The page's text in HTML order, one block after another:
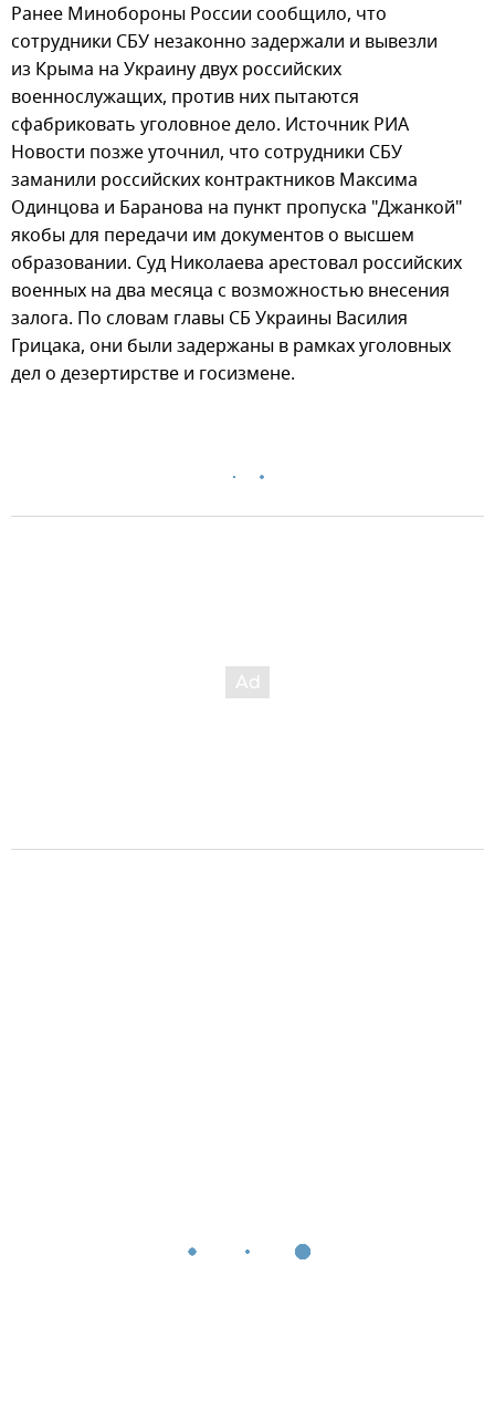
Ранее Минобороны России сообщило, что
сотрудники СБУ незаконно задержали и вывезли
из Крыма на Украину двух российских
военнослужащих, против них пытаются
сфабриковать уголовное дело. Источник РИА
Новости позже уточнил, что сотрудники СБУ
заманили российских контрактников Максима
Одинцова и Баранова на пункт пропуска "Джанкой"
якобы для передачи им документов о высшем
образовании. Суд Николаева арестовал российских
военных на два месяца с возможностью внесения
залога. По словам главы СБ Украины Василия
Грицака, они были задержаны в рамках уголовных
дел о дезертирстве и госизмене.